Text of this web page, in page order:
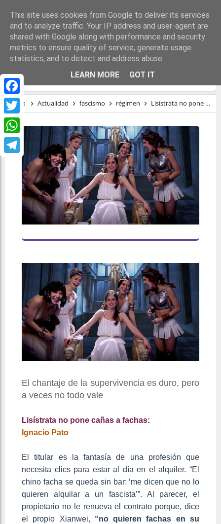
Facebook
Twitter
WhatsApp
Telegram
LISÍSTRATA NO PONE CAÑAS A FACHAS
Inicio Actualidad fascismo régimen Lisístrata no pone cañas a fachas
El chantaje de la supervivencia es duro, pero
a veces no todo vale
Lisístrata no pone cañas a fachas:
Ignacio Pato
El titular es la fantasía de una profesión que
necesita clics para estar al día en el alquiler. “El
chino facha se queda sin bar: ‘me dicen que no lo
quieren alquilar a un fascista’”. Al parecer, el
propietario no le renueva el contrato porque, dice
el propio Xianwei, “no quieren fachas en su
This site uses cookies from Google to deliver its services
and to analyze traffic. Your IP address and user-agent are
shared with Google along with performance and security
metrics to ensure quality of service, generate usage
statistics, and to detect and address abuse.
LEARN MORE
GOT IT